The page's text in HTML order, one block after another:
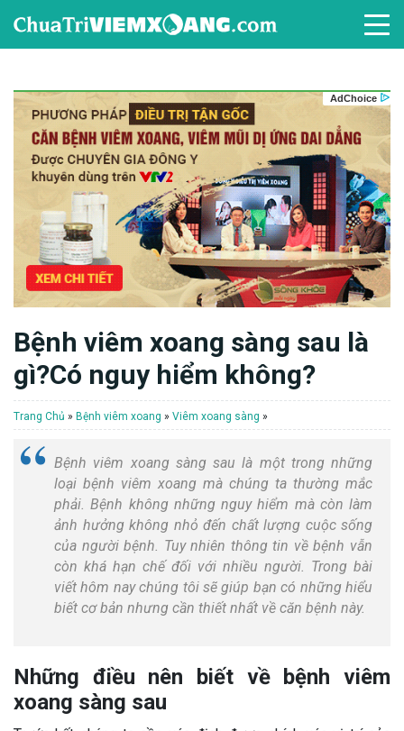
Bệnh viêm xoang sàng sau là
gì?Có nguy hiểm không?
Trang Chủ » Bệnh viêm xoang » Viêm xoang sàng »
Bệnh viêm xoang sàng sau là một trong những
loại bệnh viêm xoang mà chúng ta thường mắc
phải. Bệnh không những nguy hiểm mà còn làm
ảnh hưởng không nhỏ đến chất lượng cuộc sống
của người bệnh. Tuy nhiên thông tin về bệnh vẫn
còn khá hạn chế đối với nhiều người. Trong bài
viết hôm nay chúng tôi sẽ giúp bạn có những hiểu
biết cơ bản nhưng cần thiết nhất về căn bệnh này.
Những điều nên biết về bệnh viêm
xoang sàng sau